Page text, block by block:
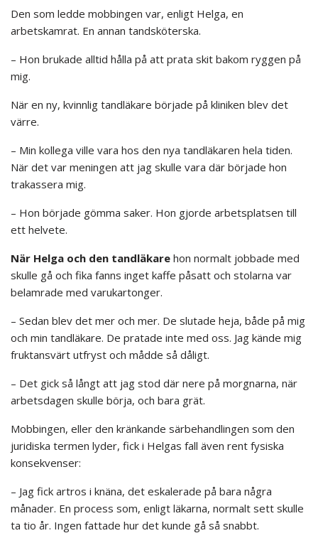
Den som ledde mobbingen var, enligt Helga, en
arbetskamrat. En annan tandsköterska.
– Hon brukade alltid hålla på att prata skit bakom ryggen på
mig.
När en ny, kvinnlig tandläkare började på kliniken blev det
värre.
– Min kollega ville vara hos den nya tandläkaren hela tiden.
När det var meningen att jag skulle vara där började hon
trakassera mig.
– Hon började gömma saker. Hon gjorde arbetsplatsen till
ett helvete.
När Helga och den tandläkare hon normalt jobbade med
skulle gå och fika fanns inget kaffe påsatt och stolarna var
belamrade med varukartonger.
– Sedan blev det mer och mer. De slutade heja, både på mig
och min tandläkare. De pratade inte med oss. Jag kände mig
fruktansvärt utfryst och mådde så dåligt.
– Det gick så långt att jag stod där nere på morgnarna, när
arbetsdagen skulle börja, och bara grät.
Mobbingen, eller den kränkande särbehandlingen som den
juridiska termen lyder, fick i Helgas fall även rent fysiska
konsekvenser:
– Jag fick artros i knäna, det eskalerade på bara några
månader. En process som, enligt läkarna, normalt sett skulle
ta tio år. Ingen fattade hur det kunde gå så snabbt.